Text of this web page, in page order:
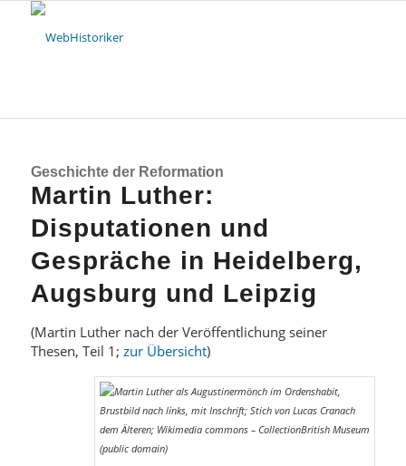
Geschichte der Reformation
Martin Luther:
Disputationen und
Gespräche in Heidelberg,
Augsburg und Leipzig
(Martin Luther nach der Veröffentlichung seiner
Thesen, Teil 1; zur Übersicht)